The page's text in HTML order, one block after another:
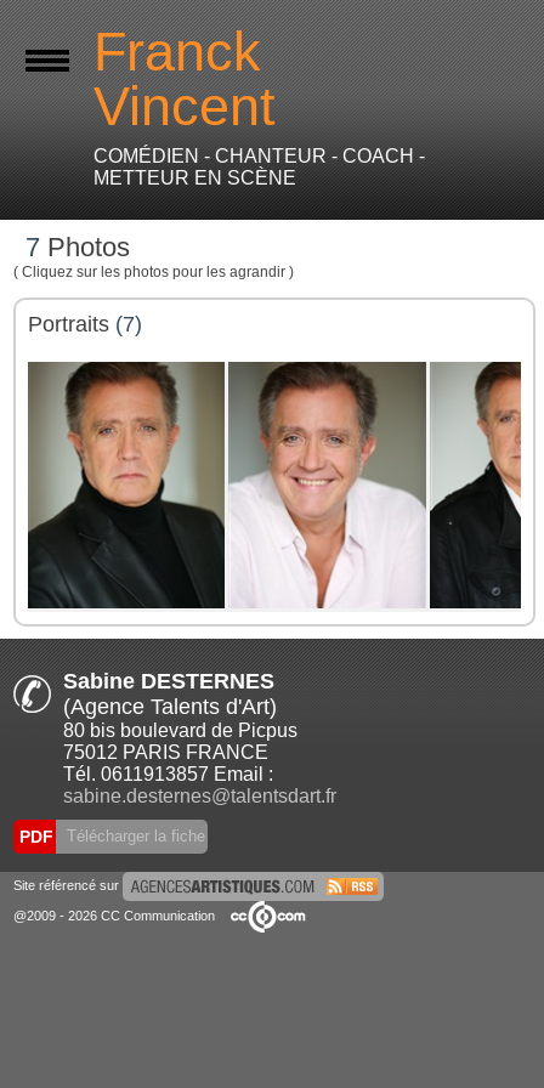
Franck
Vincent
COMÉDIEN - CHANTEUR - COACH -
METTEUR EN SCÈNE
7 Photos
( Cliquez sur les photos pour les agrandir )
Portraits (7)
Sabine DESTERNES
(Agence Talents d'Art)
80 bis boulevard de Picpus
75012 PARIS FRANCE
Tél. 0611913857 Email :
sabine.desternes@talentsdart.fr
PDF Télécharger la fiche
Site référencé sur
@2009 - 2026 CC Communication